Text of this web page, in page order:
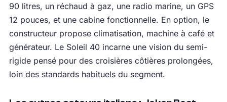
90 litres, un réchaud à gaz, une radio marine, un GPS
12 pouces, et une cabine fonctionnelle. En option, le
constructeur propose climatisation, machine à café et
générateur. Le Soleil 40 incarne une vision du semi-
rigide pensé pour des croisières côtières prolongées,
loin des standards habituels du segment.